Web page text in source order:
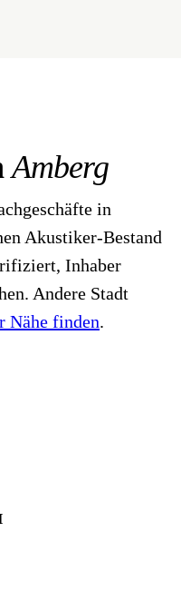
Amberg
in
Akustiker-Bestand
Inhaber
Andere Stadt
Nähe finden.